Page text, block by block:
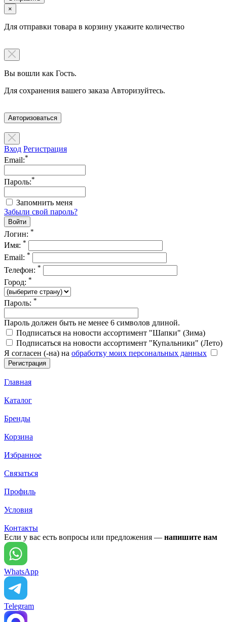
×
Для отправки товара в корзину укажите количество
Вы вошли как Гость.
Для сохранения вашего заказа Авторизуйтесь.
Авторизоваться
Вход Регистрация
Email:*
Пароль:*
Запомнить меня
Забыли свой пароль?
Логин: *
Имя: *
Email: *
Телефон: *
Город: *
Пароль: *
Пароль должен быть не менее 6 символов длиной.
Подписаться на новости ассортимент "Шапки" (Зима)
Подписаться на новости ассортимент "Купальники" (Лето)
Я согласен (-на) на обработку моих персональных данных
Главная
Каталог
Бренды
Корзина
Избранное
Связаться
Профиль
Условия
Контакты
Если у вас есть вопросы или предложения — напишите нам
WhatsApp
Telegram